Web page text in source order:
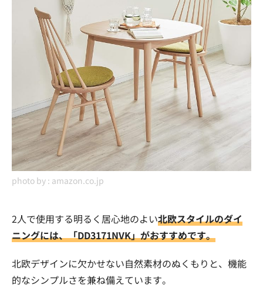
photo by : amazon.co.jp
2人で使用する明るく居心地のよい北欧スタイルのダイ
ニングには、「DD3171NVK」がおすすめです。
北欧デザインに欠かせない自然素材のぬくもりと、機能
的なシンプルさを兼ね備えています。